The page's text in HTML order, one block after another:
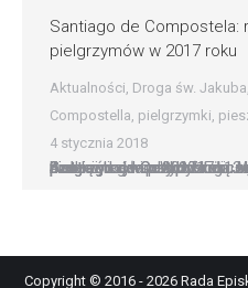
Santiago de Compostela:
pielgrzymów w 2017 roku
Aktualności, Droga św. Jakuba
Compostella, pielgrzymki,
4 stycznia 2018
Santiago de Compostela: rekordowa liczba pielgrzymów w 2017 roku W 2017 r. ponad 300 tys. pielgrzymów przybyło do sanktuarium św. Jakuba w Santiago de Composteli. Jest to absolutny rekord w historii tego szlaku. Już 13 grudnia liczba pielgrzymów przekroczyła psychologiczną granicę 300 tys. Szczęśliwym rekordzistą okazał się student z USA Andrew Larkin. W 2017 r.…
Copyright © 2016 - 2026 Rada